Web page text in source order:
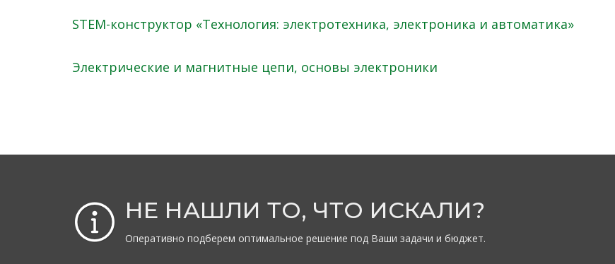
STEM-конструктор «Технология: электротехника, электроника и автоматика»
Электрические и магнитные цепи, основы электроники
НЕ НАШЛИ ТО, ЧТО ИСКАЛИ?
Оперативно подберем оптимальное решение под Ваши задачи и бюджет.